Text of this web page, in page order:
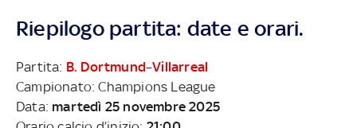
Riepilogo partita: date e orari.
Partita: B. Dortmund–Villarreal
Campionato: Champions League
Data: martedì 25 novembre 2025